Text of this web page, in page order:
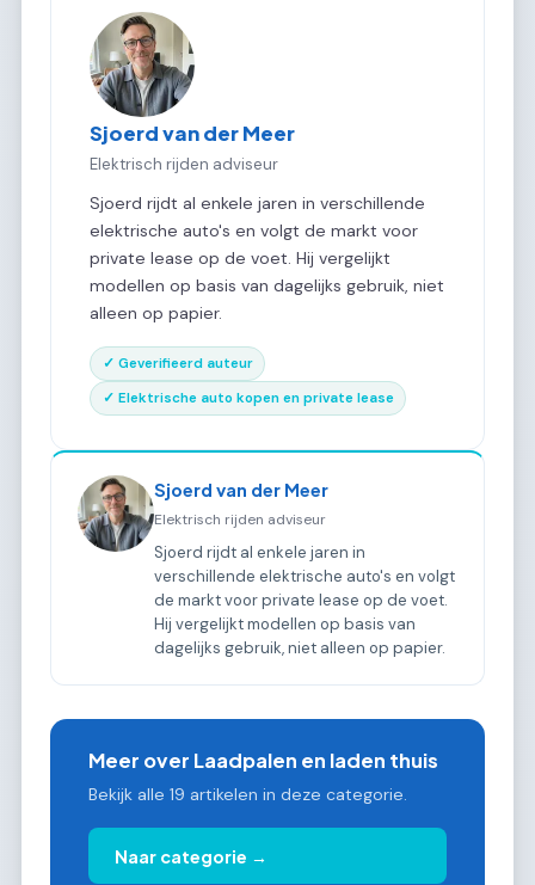
Sjoerd van der Meer
Elektrisch rijden adviseur
Sjoerd rijdt al enkele jaren in verschillende
elektrische auto's en volgt de markt voor
private lease op de voet. Hij vergelijkt
modellen op basis van dagelijks gebruik, niet
alleen op papier.
✓ Geverifieerd auteur
✓ Elektrische auto kopen en private lease
Sjoerd van der Meer
Elektrisch rijden adviseur
Sjoerd rijdt al enkele jaren in
verschillende elektrische auto's en volgt
de markt voor private lease op de voet.
Hij vergelijkt modellen op basis van
dagelijks gebruik, niet alleen op papier.
Meer over Laadpalen en laden thuis
Bekijk alle 19 artikelen in deze categorie.
Naar categorie →